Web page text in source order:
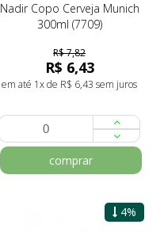
Nadir Copo Cerveja Munich
300ml (7709)
R$ 7,82
R$ 6,43
em até 1x de R$ 6,43 sem juros
comprar
4%